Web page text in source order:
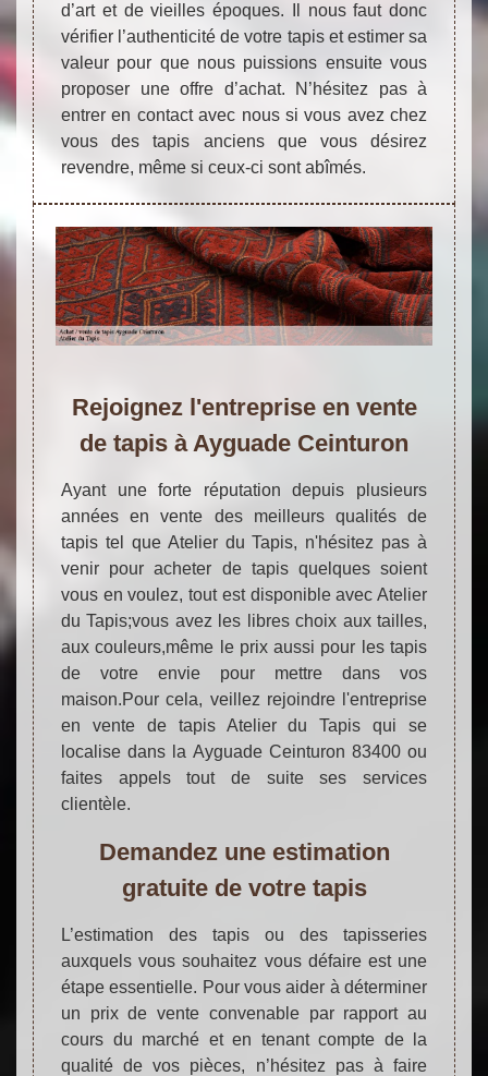
d’art et de vieilles époques. Il nous faut donc
vérifier l’authenticité de votre tapis et estimer sa
valeur pour que nous puissions ensuite vous
proposer une offre d’achat. N’hésitez pas à
entrer en contact avec nous si vous avez chez
vous des tapis anciens que vous désirez
revendre, même si ceux-ci sont abîmés.
Rejoignez l'entreprise en vente
de tapis à Ayguade Ceinturon
Ayant une forte réputation depuis plusieurs
années en vente des meilleurs qualités de
tapis tel que Atelier du Tapis, n'hésitez pas à
venir pour acheter de tapis quelques soient
vous en voulez, tout est disponible avec Atelier
du Tapis;vous avez les libres choix aux tailles,
aux couleurs,même le prix aussi pour les tapis
de votre envie pour mettre dans vos
maison.Pour cela, veillez rejoindre l'entreprise
en vente de tapis Atelier du Tapis qui se
localise dans la Ayguade Ceinturon 83400 ou
faites appels tout de suite ses services
clientèle.
Demandez une estimation
gratuite de votre tapis
L’estimation des tapis ou des tapisseries
auxquels vous souhaitez vous défaire est une
étape essentielle. Pour vous aider à déterminer
un prix de vente convenable par rapport au
cours du marché et en tenant compte de la
qualité de vos pièces, n’hésitez pas à faire